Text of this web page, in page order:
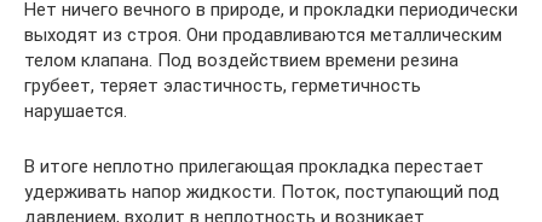
Нет ничего вечного в природе, и прокладки периодически
выходят из строя. Они продавливаются металлическим
телом клапана. Под воздействием времени резина
грубеет, теряет эластичность, герметичность
нарушается.
В итоге неплотно прилегающая прокладка перестает
удерживать напор жидкости. Поток, поступающий под
давлением, входит в неплотность и возникает